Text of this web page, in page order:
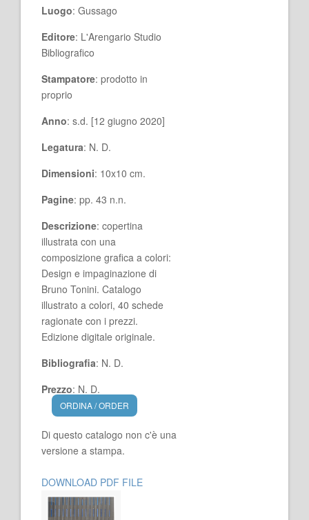
Luogo: Gussago
Editore: L'Arengario Studio
Bibliografico
Stampatore: prodotto in
proprio
Anno: s.d. [12 giugno 2020]
Legatura: N. D.
Dimensioni: 10x10 cm.
Pagine: pp. 43 n.n.
Descrizione: copertina
illustrata con una
composizione grafica a colori:
Design e impaginazione di
Bruno Tonini. Catalogo
illustrato a colori, 40 schede
ragionate con i prezzi.
Edizione digitale originale.
Bibliografia: N. D.
Prezzo: N. D.
ORDINA / ORDER
Di questo catalogo non c'è una
versione a stampa.
DOWNLOAD PDF FILE